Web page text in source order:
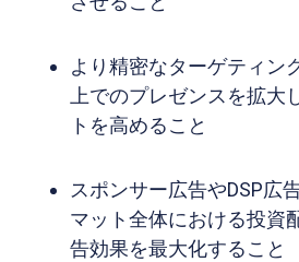
より精密なターゲティン
上でのプレゼンスを拡大
トを高めること
スポンサー広告やDSP広
マット全体における投資
告効果を最大化すること